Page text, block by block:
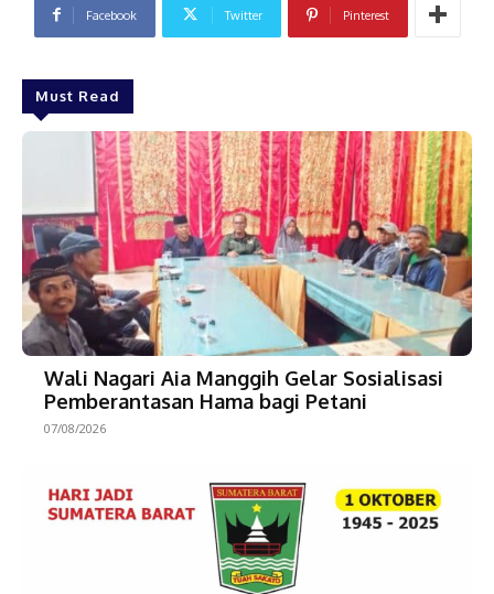
Facebook Twitter Pinterest
Must Read
Wali Nagari Aia Manggih Gelar Sosialisasi
Pemberantasan Hama bagi Petani
07/08/2026